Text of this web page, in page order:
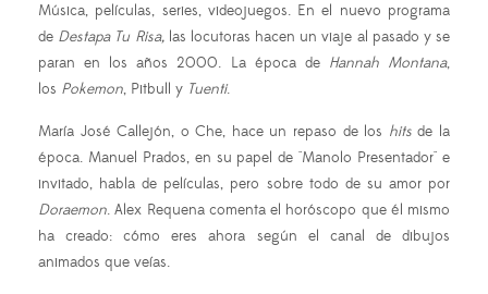
Música, películas, series, videojuegos. En el nuevo programa
de Destapa Tu Risa,las locutoras hacen un viaje al pasado y se
paran en los años 2000. La época de Hannah Montana,
los Pokemon, Pitbull y Tuenti.
María José Callejón, o Che, hace un repaso de los hitsde la
época. Manuel Prados, en su papel de "Manolo Presentador" e
invitado, habla de películas, pero sobre todo de su amor por
Doraemon. Alex Requena comenta el horóscopo que él mismo
ha creado: cómo eres ahora según el canal de dibujos
animados que veías.